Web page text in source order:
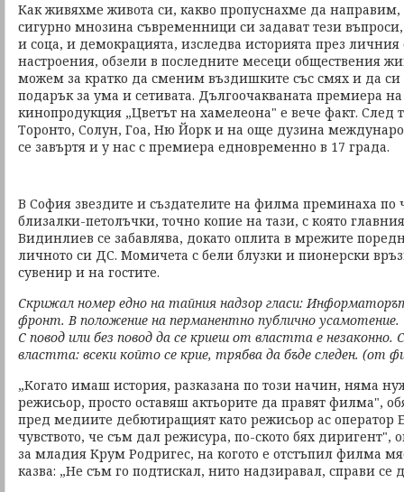
Как живяхме живота си, какво пропуснахме да направим,
сигурно мнозина съвременници си задават тези
и соца, и демокрацията, изследва историята през личния
настроения, обзели в последните месеци обществения
можем за кратко да сменим въздишките със смях и да
подарък за ума и сетивата. Дългоочакваната премиера
кинопродукция „Цветът на хамелеона" е вече факт. След
Торонто, Солун, Гоа, Ню Йорк и на още дузина
се завъртя и у нас с премиера едновременно в 17 града.
В София звездите и създателите на филма преминаха
близалки-петолъчки, точно копие на тази, с която
Видинлиев се забавлява, докато оплита в мрежите
личното си ДС. Момичета с бели блузки и пионерски
сувенир и на гостите.
Скрижал номер едно на тайния надзор гласи:
фронт. В положение на перманентно публично усамотение.
С повод или без повод да се криеш от властта е незаконно.
властта: всеки който се крие, трябва да бъде следен. (от
„Когато имаш история, разказана по този начин, няма
режисьор, просто оставяш актьорите да правят филма",
пред медиите дебютиращият като режисьор ас оператор
чувството, че съм дал режисура, по-ското бях диригент",
за младия Крум Родригес, на когото е отстъпил филма
казва: „Не съм го подтискал, нито надзиравал, справи се